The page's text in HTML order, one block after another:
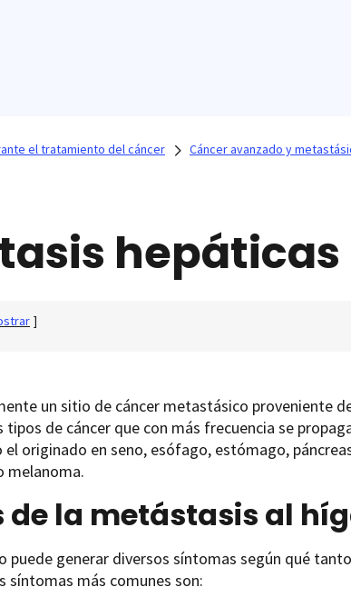
el tratamiento del cáncer Cáncer avanzado y
hepáticas
]
un sitio de cáncer metastásico proveniente
de cáncer que con más frecuencia se
originado en seno, esófago, estómago,
melanoma.
de la metástasis al
puede generar diversos síntomas según qué
síntomas más comunes son: